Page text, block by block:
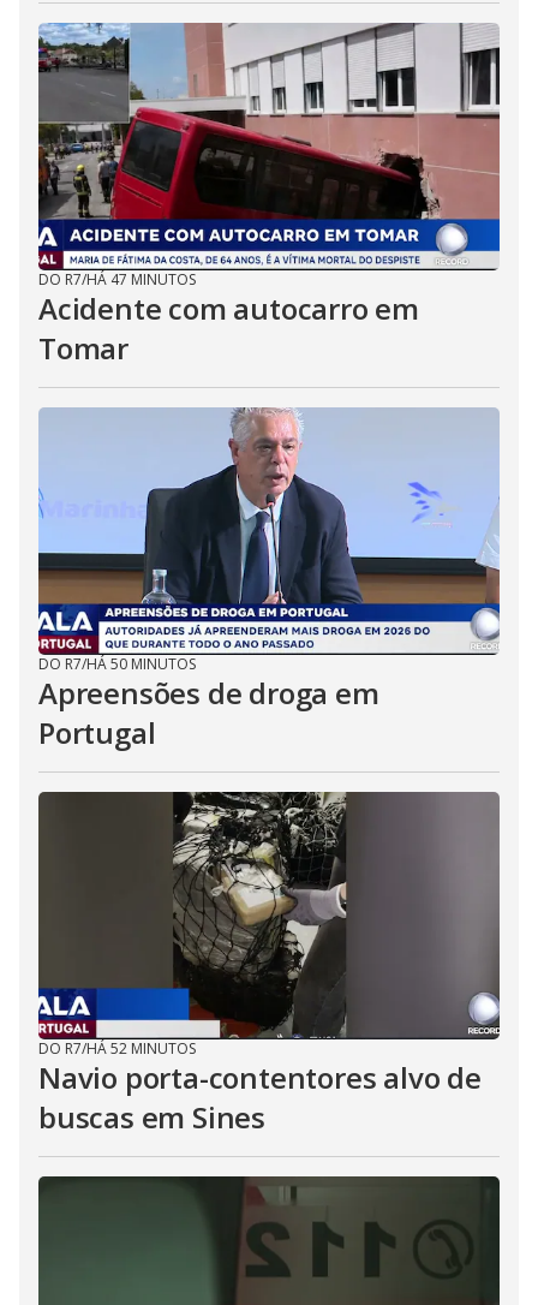
DO R7/HÁ 47 MINUTOS
Acidente com autocarro em
Tomar
DO R7/HÁ 50 MINUTOS
Apreensões de droga em
Portugal
DO R7/HÁ 52 MINUTOS
Navio porta-contentores alvo de
buscas em Sines